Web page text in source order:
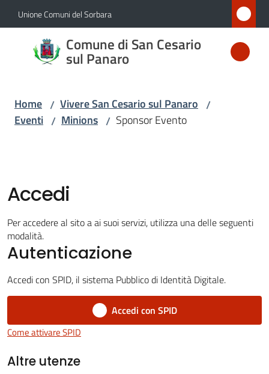
Vai al contenuto
Vai alla navigazione
Vai al footer
Unione Comuni del Sorbara
Comune di San Cesario
sul Panaro
Comune
di San
Panaro
Novità
Servizi
San
Panaro
Home / Vivere San Cesario sul Panaro /
Eventi / Minions / Sponsor Evento
Accedi
Per accedere al sito a ai suoi servizi, utilizza una delle seguenti
modalità.
Autenticazione
Accedi con SPID, il sistema Pubblico di Identità Digitale.
Accedi con SPID
Come attivare SPID
Altre utenze